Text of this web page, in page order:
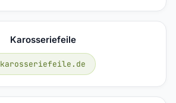
Karosseriefeile
karosseriefeile.de